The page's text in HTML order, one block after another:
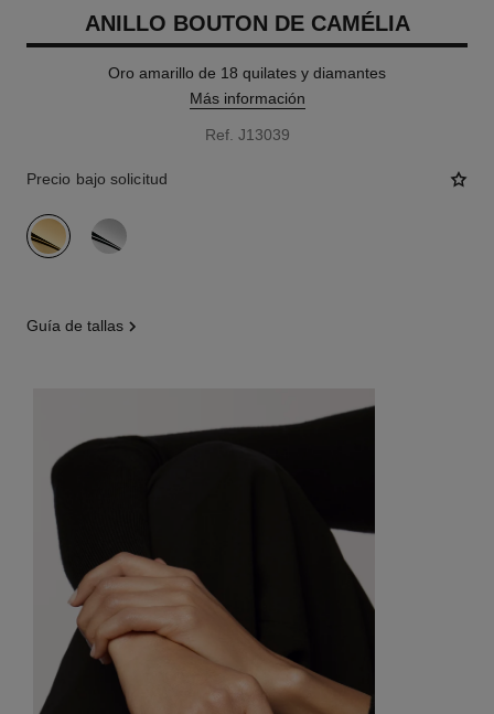
ANILLO BOUTON DE CAMÉLIA
Oro amarillo de 18 quilates y diamantes
Más información
Ref. J13039
Precio bajo solicitud
variante (2)
guía de tallas